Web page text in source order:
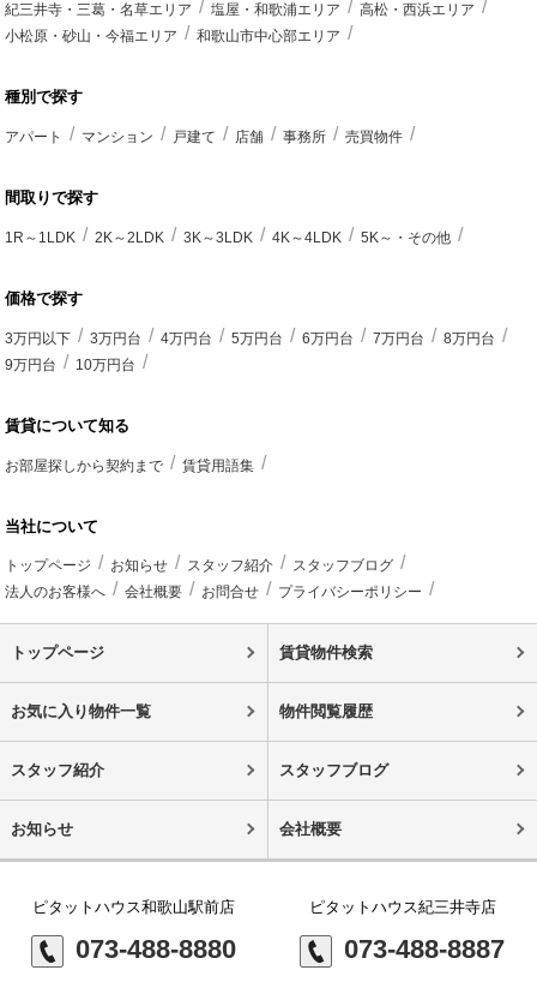
紀三井寺・三葛・名草エリア
塩屋・和歌浦エリア
高松・西浜エリア
小松原・砂山・今福エリア
和歌山市中心部エリア
種別で探す
アパート マンション 戸建て 店舗 事務所 売買物件
間取りで探す
1R～1LDK 2K～2LDK 3K～3LDK 4K～4LDK 5K～・その他
価格で探す
3万円以下 3万円台 4万円台 5万円台 6万円台 7万円台
8万円台
9万円台
10万円台
賃貸について知る
お部屋探しから契約まで 賃貸用語集
当社について
トップページ お知らせ スタッフ紹介
スタッフブログ
法人のお客様へ
会社概要 お問合せ プライバシーポリシー
トップページ 賃貸物件検索
お気に入り物件一覧 物件閲覧履歴
スタッフ紹介 スタッフブログ
お知らせ 会社概要
ピタットハウス和歌山駅前店
073-488-8880
ピタットハウス紀三井寺店
073-488-8887